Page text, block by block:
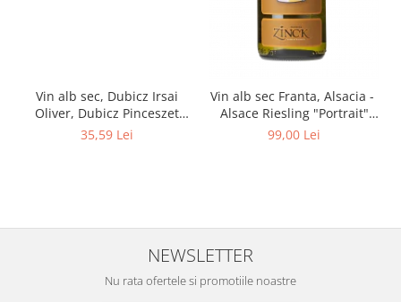
Vin alb sec, Dubicz Irsai
Oliver, Dubicz Pinceszet
0.75
35,59 Lei
Vin alb sec Franta, Alsacia -
Alsace Riesling "Portrait"
750 ml Philippe Zinck -
99,00 Lei
NEWSLETTER
Nu rata ofertele si promotiile noastre